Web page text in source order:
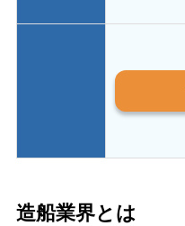
造船業界とは